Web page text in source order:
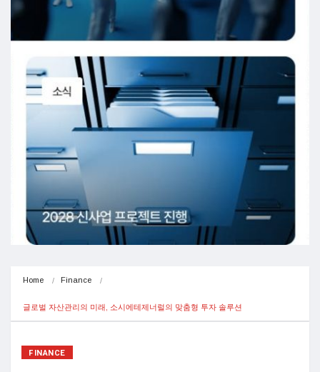
Home Finance
글로벌 자산관리의 미래, 소시에테제너럴의 맞춤형 투자 솔루션
FINANCE